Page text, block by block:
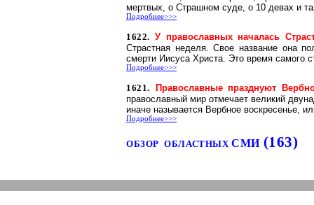
мертвых, о Страшном суде, о 10 девах и
Подробнее>>>
1622.У православных началась
Страстная неделя. Свое название она
смерти Иисуса Христа. Это время самого
Подробнее>>>
1621.
Православные празднуют
православный мир отмечает великий
иначе называется Вербное воскресенье,
Подробнее>>>
ОБЗОР ОБЛАСТНЫХСМИ (163)